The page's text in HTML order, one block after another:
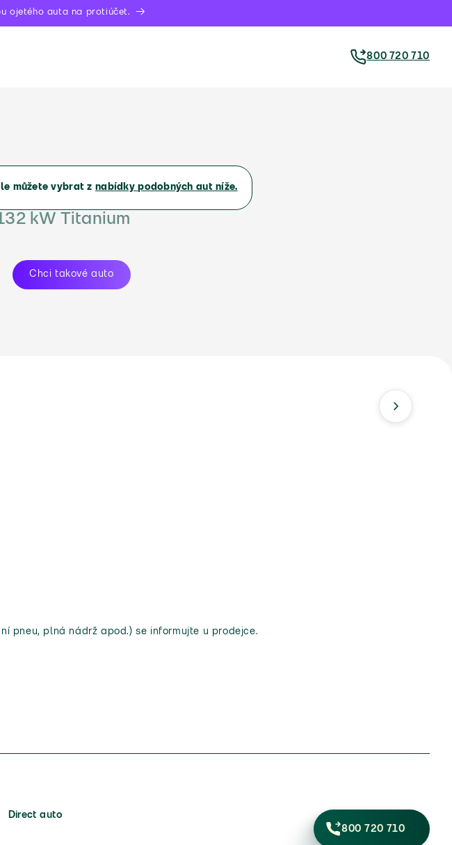
ojetého auta na protiúčet.
800 720 710
můžete vybrat z nabídky podobných aut níže.
kW Titanium
Chci takové auto
pneu, plná nádrž apod.) se informujte u prodejce.
Direct auto
800 720 710